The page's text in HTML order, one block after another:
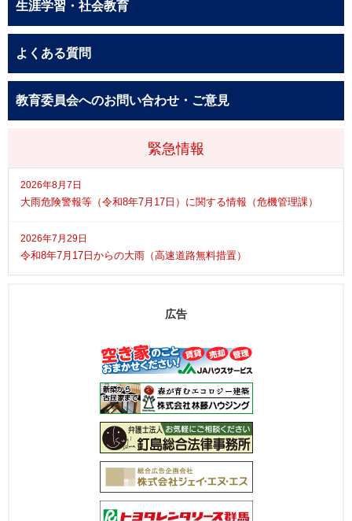
緊急情報
2026年8月7日
大雨危険警報等（令和8年7月17日）に関する情報（危機管理課）
2026年7月29日
令和8年7月17日からの大雨（高速道路無料措置）
生涯学習・社会教育
よくある質問
教育委員会へのお問い合わせ・ご意見
広告